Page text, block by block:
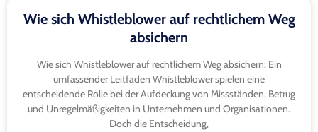
Wie sich Whistleblower auf rechtlichem Weg
absichern
Wie sich Whistleblower auf rechtlichem Weg absichern: Ein
umfassender Leitfaden Whistleblower spielen eine
entscheidende Rolle bei der Aufdeckung von Missständen, Betrug
und Unregelmäßigkeiten in Unternehmen und Organisationen.
Doch die Entscheidung,